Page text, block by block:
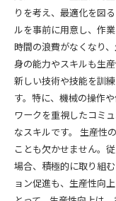
りを考え、最適化を図
ルを事前に用意し、作
時間の浪費がなくなり
身の能力やスキルも生
新しい技術や技能を訓
す。特に、機械の操作
ワークを重視したコミ
なスキルです。 生産性
ことも欠かせません。
場合、積極的に取り組
ョン促進も、生産性向